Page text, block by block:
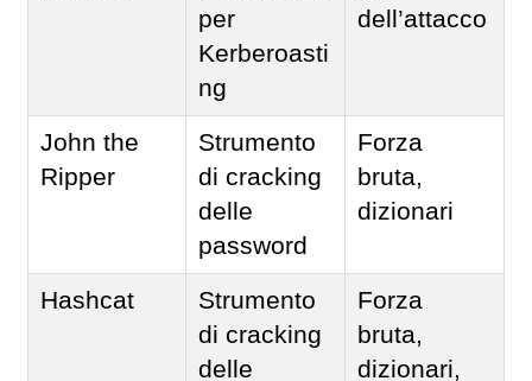
per
Kerberoasti
ng
dell’attacco
John the
Ripper
Strumento
di cracking
delle
password
Forza
bruta,
dizionari
Hashcat
Strumento
di cracking
delle
Forza
bruta,
dizionari,